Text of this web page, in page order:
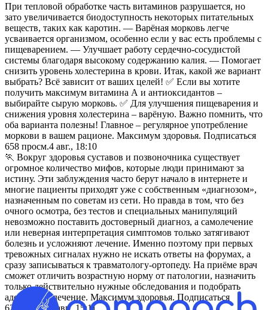
При тепловой обработке часть витаминов разрушается, но
зато увеличивается биодоступность некоторых питательных
веществ, таких как каротин. — Варёная морковь легче
усваивается организмом, особенно если у вас есть проблемы с
пищеварением. — Улучшает работу сердечно-сосудистой
системы благодаря высокому содержанию калия. — Помогает
снизить уровень холестерина в крови. Итак, какой же вариант
выбрать? Всё зависит от ваших целей! ✅ Если вы хотите
получить максимум витамина А и антиоксидантов –
выбирайте сырую морковь. ✅ Для улучшения пищеварения и
снижения уровня холестерина – варёную. Важно помнить, что
оба варианта полезны! Главное – регулярное употребление
моркови в вашем рационе. Максимум здоровья. Подписаться
658 просм.4 авг., 18:10
🏃 Вокруг здоровья суставов и позвоночника существует
огромное количество мифов, которые люди принимают за
истину. Эти заблуждения часто берут начало в интернете и
многие пациенты приходят уже с собственным «диагнозом»,
назначенным по советам из сети. Но правда в том, что без
очного осмотра, без тестов и специальных манипуляций
невозможно поставить достоверный диагноз, а самолечение
или неверная интерпретация симптомов только затягивают
болезнь и усложняют лечение. Именно поэтому при первых
тревожных сигналах нужно не искать ответы на форумах, а
сразу записываться к травматологу-ортопеду. На приёме врач
сможет отличить возрастную норму от патологии, назначить
только действительно нужные обследования и подобрать
адекватное лечение. Максимум здоровья. Подписаться
622
просм. 4 авг., 15:11